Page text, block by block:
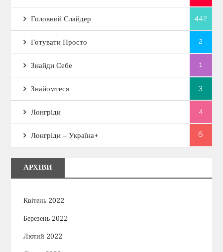
Головний Слайдер 442
Готувати Просто 2
Знайди Себе 1
Знайомтеся 3
Лонгріди 4
Лонгріди – Україна+ 6
АРХІВИ
Квітень 2022
Березень 2022
Лютий 2022